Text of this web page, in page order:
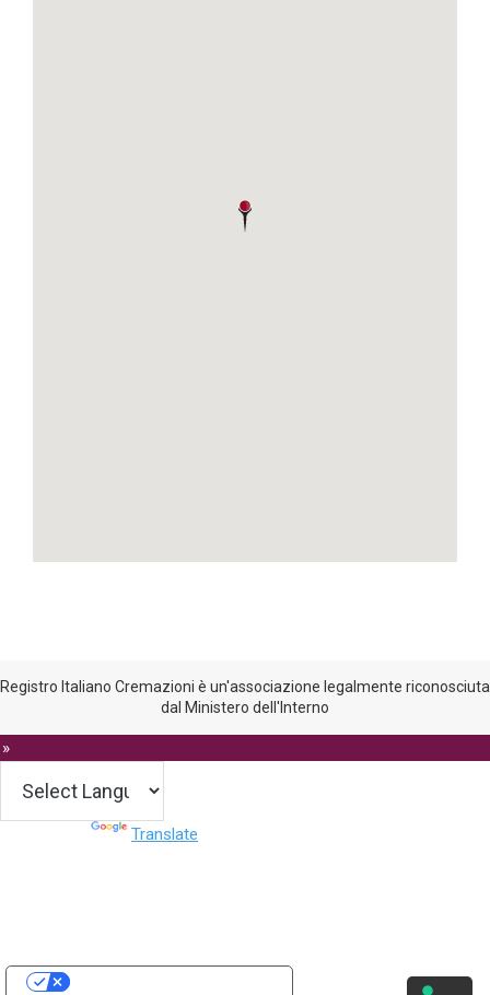
Registro Italiano Cremazioni è un'associazione legalmente riconosciuta
dal Ministero dell'Interno
Translate